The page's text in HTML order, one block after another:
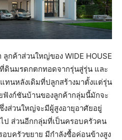
ลูกค้าส่วนใหญ่ของ WIDE HOUSE
ดินมรดกตกทอดจากรุ่นสู่รุ่น และ
ทนหลังเดิมที่ปลูกสร้างมาตั้งแต่รุ่น
งก์ชันบ้านของลูกค้ากลุ่มนี้มักจะ
งส่วนใหญ่จะมีผู้สูงอายุอาศัยอยู่
ป ส่วนอีกกลุ่มที่เป็นครอบครัวคน
บครัวขยาย มีกำลังซื้อค่อนข้างสูง